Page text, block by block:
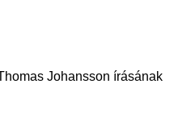
Johansson írásának